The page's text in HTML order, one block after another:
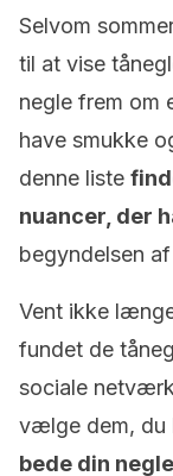
Selvom
til at vise
negle frem om
have smukke
denne liste
nuancer, der
begyndelsen
Vent ikke
fundet de
sociale
vælge dem, du
bede din